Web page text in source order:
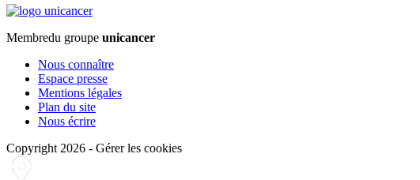
Membredu groupe unicancer
Nous connaître
Espace presse
Mentions légales
Plan du site
Nous écrire
Copyright 2026 - Gérer les cookies